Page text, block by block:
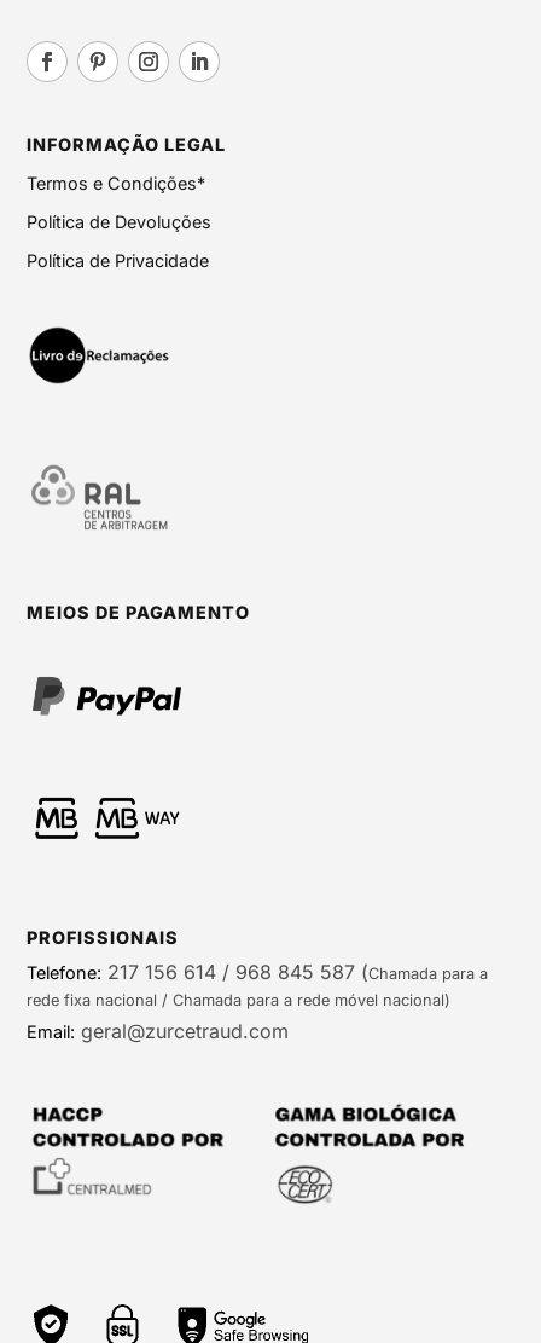
INFORMAÇÃO LEGAL
Termos e Condições*
Política de Devoluções
Política de Privacidade
MEIOS DE PAGAMENTO
PROFISSIONAIS
Telefone: 217 156 614 / 968 845 587 (Chamada para a
rede fixa nacional / Chamada para a rede móvel nacional)
Email: geral@zurcetraud.com